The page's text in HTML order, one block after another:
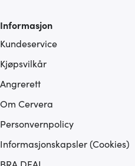
Informasjon
Kundeservice
Kjøpsvilkår
Angrerett
Om Cervera
Personvernpolicy
Informasjonskapsler (Cookies)